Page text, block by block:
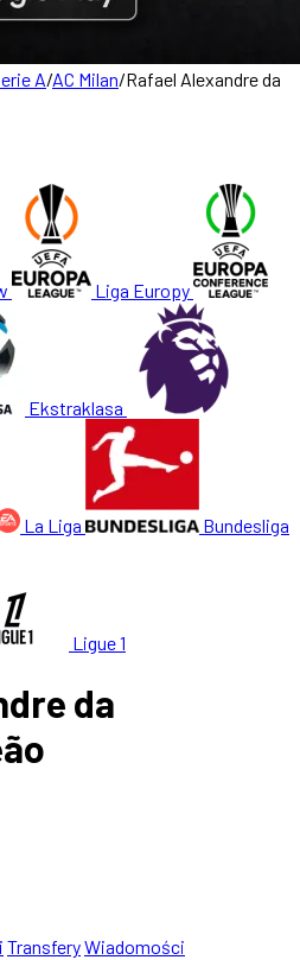
A/AC Milan/Rafael Alexandre da
Liga Europy
Ekstraklasa
La Liga Bundesliga
Ligue 1
da
TransferyWiadomości